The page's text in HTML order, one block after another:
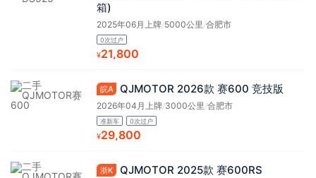
箱)
2025年06月上牌/5000公里/合肥市
0次过户
¥21,800
皖A QJMOTOR 2026款 赛600 竞技版
2026年04月上牌/3000公里/合肥市
准新车 0次过户
¥29,800
浙K QJMOTOR 2025款 赛600RS